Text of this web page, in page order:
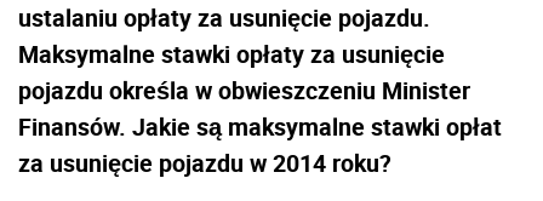
ustalaniu opłaty za usunięcie pojazdu.
Maksymalne stawki opłaty za usunięcie
pojazdu określa w obwieszczeniu Minister
Finansów. Jakie są maksymalne stawki opłat
za usunięcie pojazdu w 2014 roku?